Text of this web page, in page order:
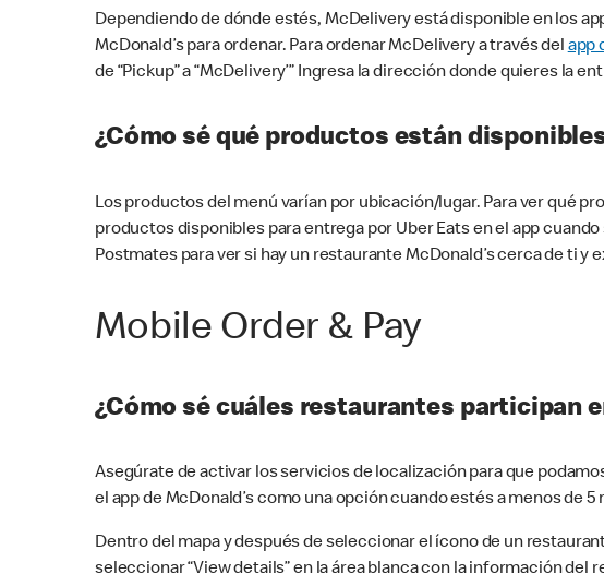
Dependiendo de dónde estés, McDelivery está disponible en los
McDonald’s para ordenar. Para ordenar McDelivery a través del app
de “Pickup” a “McDelivery’” Ingresa la dirección donde quieres la
¿Cómo sé qué productos están
Los productos del menú varían por ubicación/lugar. Para ver qué
productos disponibles para entrega por Uber Eats en el app
Postmates para ver si hay un restaurante McDonald’s cerca de ti y
Mobile Order & Pay
¿Cómo sé cuáles restaurantes participan
Asegúrate de activar los servicios de localización para que
el app de McDonald’s como una opción cuando estés a menos de
Dentro del mapa y después de seleccionar el ícono de un
seleccionar “View details” en la área blanca con la información